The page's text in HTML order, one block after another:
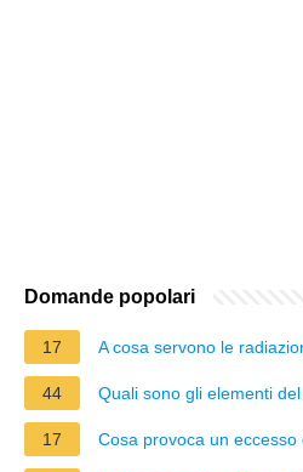
Domande popolari
17 A cosa servono le
44 Quali sono gli elementi
17 Cosa provoca un eccesso